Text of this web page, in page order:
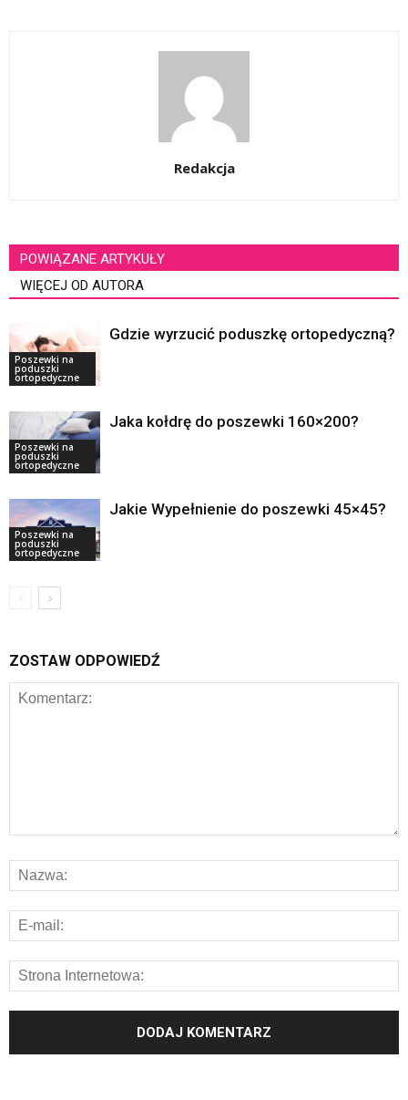
Redakcja
POWIĄZANE ARTYKUŁY
WIĘCEJ OD AUTORA
Poszewki na
poduszki
ortopedyczne
Gdzie wyrzucić poduszkę ortopedyczną?
Poszewki na
poduszki
ortopedyczne
Jaka kołdrę do poszewki 160×200?
Poszewki na
poduszki
ortopedyczne
Jakie Wypełnienie do poszewki 45×45?
ZOSTAW ODPOWIEDŹ